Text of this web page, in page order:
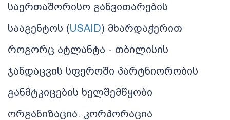
საერთაშორისო განვითარების
სააგენტოს (USAID) მხარდაჭერით
როგორც ატლანტა - თბილისის
ჯანდაცვის სფეროში პარტნიორობის
განმტკიცების ხელშემწყობი
ორგანიზაცია. კორპორაცია